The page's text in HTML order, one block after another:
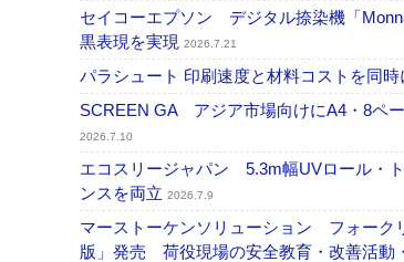
セイコーエプソン デジタル捺染機「
黒表現を実現 2026.7.21
パラシュート 印刷速度と材料コストを同
SCREEN GA アジア市場向けにA4・8ペ
2026.7.10
エコスリージャパン 5.3m幅UVロール・
ンスを両立 2026.7.9
マーストーケンソリューション フォーク
版」発売 荷役現場の安全教育・改善活動